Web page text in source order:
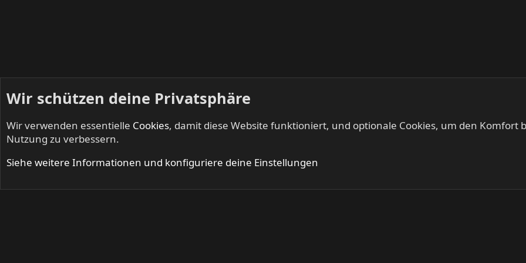
Startseite Mitglieder
Wir schützen deine Privatsphäre
Wir verwenden essentielle Cookies, damit diese Website funktioniert, und optionale Cookies, um den Komfort
Nutzung zu verbessern.
Siehe weitere Informationen und konfiguriere deine Einstellungen